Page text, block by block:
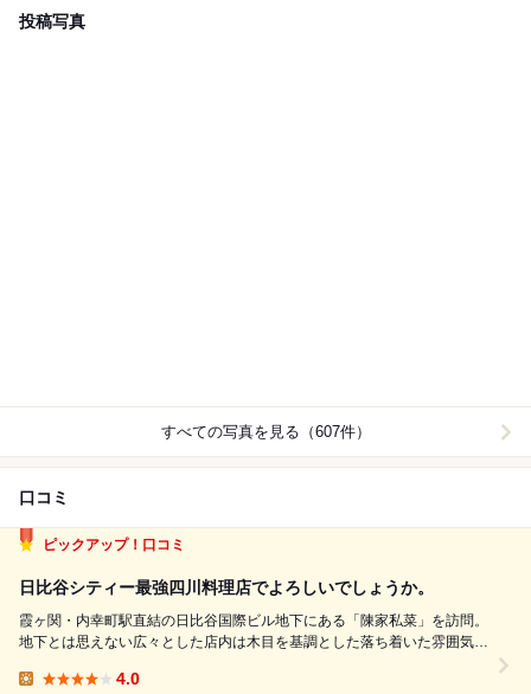
投稿写真
すべての写真を見る（607件）
口コミ
ピックアップ！口コミ
日比谷シティー最強四川料理店でよろしいでしょうか。
霞ヶ関・内幸町駅直結の日比谷国際ビル地下にある「陳家私菜」を訪問。
地下とは思えない広々とした店内は木目を基調とした落ち着いた雰囲気
が運ばれるたびにジュージューという音と花椒の香りが店内に広がり、食
4.0